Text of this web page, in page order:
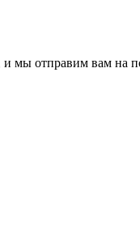
мы отправим вам на